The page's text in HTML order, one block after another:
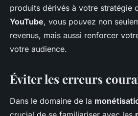
produits dérivés à votre stratégie
YouTube, vous pouvez non
revenus, mais aussi renforcer
votre audience.
Éviter les erreurs
Dans le domaine de la